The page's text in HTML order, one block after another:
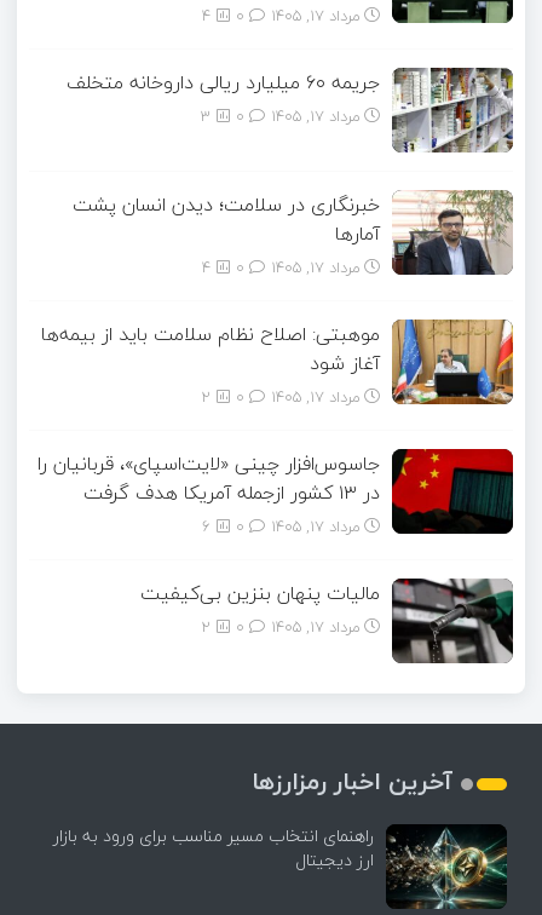
مرداد ۱۷, ۱۴۰۵ 4
جریمه ۶۰ میلیارد ریالی داروخانه متخلف
مرداد ۱۷, ۱۴۰۵ 3
خبرنگاری در سلامت؛ دیدن انسان پشت
آمارها
مرداد ۱۷, ۱۴۰۵ 4
موهبتی: اصلاح نظام سلامت باید از بیمه‌ها
آغاز شود
مرداد ۱۷, ۱۴۰۵ 2
جاسوس‌افزار چینی «لایت‌اسپای»، قربانیان را
در ۱۳ کشور ازجمله آمریکا هدف گرفت
مرداد ۱۷, ۱۴۰۵ 6
مالیات پنهان بنزین بی‌کیفیت
مرداد ۱۷, ۱۴۰۵ 2
آخرین اخبار رمزارزها
راهنمای انتخاب مسیر مناسب برای ورود به بازار
ارز دیجیتال